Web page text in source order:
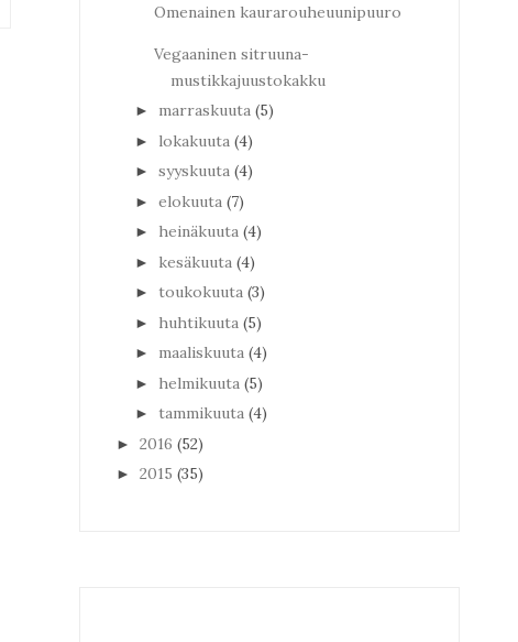
Omenainen kaurarouheuunipuuro
Vegaaninen sitruuna-
mustikkajuustokakku
► marraskuuta (5)
► lokakuuta (4)
► syyskuuta (4)
► elokuuta (7)
► heinäkuuta (4)
► kesäkuuta (4)
► toukokuuta (3)
► huhtikuuta (5)
► maaliskuuta (4)
► helmikuuta (5)
► tammikuuta (4)
► 2016 (52)
► 2015 (35)